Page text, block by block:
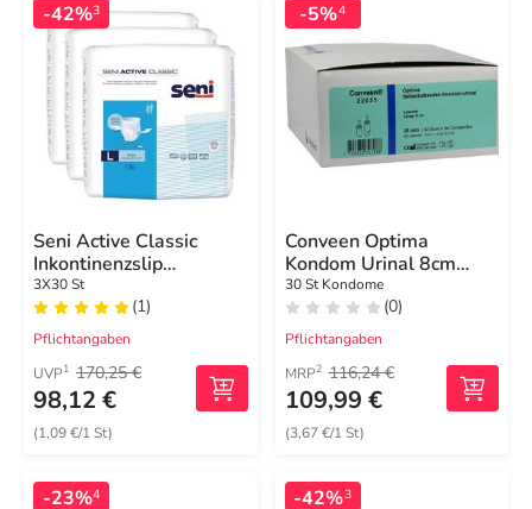
-42%3
Seni Active Classic
Inkontinenzslip
Einm.large
3X30 St
(1)
Pflichtangaben
UVP1 170,25 €
98,12 €
(1,09 €/1 St)
-5%4
Conveen Optima
Kondom Urinal 8cm
35mm
30 St Kondome
(0)
Pflichtangaben
MRP2 116,24 €
109,99 €
(3,67 €/1 St)
-23%4 -42%3